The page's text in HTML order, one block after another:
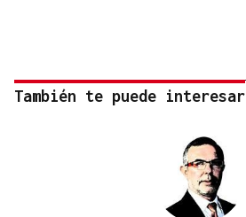
También te puede interesar